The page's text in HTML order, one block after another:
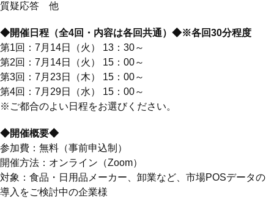
質疑応答 他
◆開催日程（全4回・内容は各回共通）◆※各回30分程度
第1回：7月14日（火） 13：30～
第2回：7月14日（火） 15：00～
第3回：7月23日（木） 15：00～
第4回：7月29日（水） 15：00～
※ご都合のよい日程をお選びください。
◆開催概要◆
参加費：無料（事前申込制）
開催方法：オンライン（Zoom）
対象：食品・日用品メーカー、卸業など、市場POSデータの
導入をご検討中の企業様